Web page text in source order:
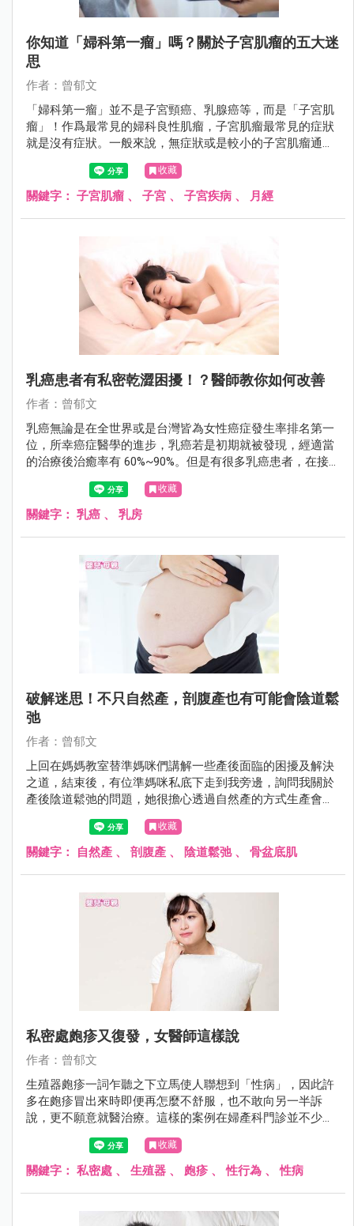
你知道「婦科第一瘤」嗎？關於子宮肌瘤的五大迷
思
作者：曾郁文
「婦科第一瘤」並不是子宮頸癌、乳腺癌等，而是「子宮肌
瘤」！作爲最常見的婦科良性肌瘤，子宮肌瘤最常見的症狀
就是沒有症狀。一般來說，無症狀或是較小的子宮肌瘤通常
不需要手術方式處理，但若出現下列4種情況，就要注意
收藏
關鍵字： 子宮肌瘤 、 子宮 、 子宮疾病 、 月經
乳癌患者有私密乾澀困擾！？醫師教你如何改善
作者：曾郁文
乳癌無論是在全世界或是台灣皆為女性癌症發生率排名第一
位，所幸癌症醫學的進步，乳癌若是初期就被發現，經適當
的治療後治癒率有 60%~90%。但是有很多乳癌患者，在接
受藥物治療後，常會出現類似更年期「陰道萎縮症」的症
狀，伴隨陰道乾澀、性行為疼痛、頻尿，以及尿失禁等困
擾。
收藏
關鍵字： 乳癌 、 乳房
破解迷思！不只自然產，剖腹產也有可能會陰道鬆
弛
作者：曾郁文
上回在媽媽教室替準媽咪們講解一些產後面臨的困擾及解決
之道，結束後，有位準媽咪私底下走到我旁邊，詢問我關於
產後陰道鬆弛的問題，她很擔心透過自然產的方式生產會造
成嚴重的陰道鬆弛，因此她內心偏向選擇剖腹生產。但是難
道剖腹產的陰道就會緊實如初，不受影響嗎？
收藏
關鍵字： 自然產 、 剖腹產 、 陰道鬆弛、 骨盆底肌
私密處皰疹又復發，女醫師這樣說
作者：曾郁文
生殖器皰疹一詞乍聽之下立馬使人聯想到「性病」，因此許
多在皰疹冒出來時即便再怎麼不舒服，也不敢向另一半訴
說，更不願意就醫治療。這樣的案例在婦產科門診並不少
見，陳小姐就是長期飽受私密處皰疹折磨的苦主，到底該怎
麼預防和治療呢？
收藏
關鍵字： 私密處 、 生殖器 、 皰疹 、性行為 、性病